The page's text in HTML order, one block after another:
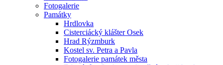
Fotogalerie
Památky
Hrdlovka
Cisterciácký klášter Osek
Hrad Rýzmburk
Kostel sv. Petra a Pavla
Fotogalerie památek města